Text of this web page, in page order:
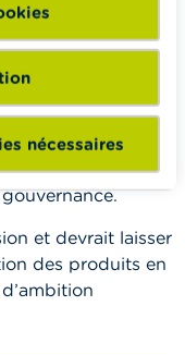
nécessaires
utilisées
évaluant la
ou objectifs
de manière plus
vos critères
et devrait laisser
des produits en